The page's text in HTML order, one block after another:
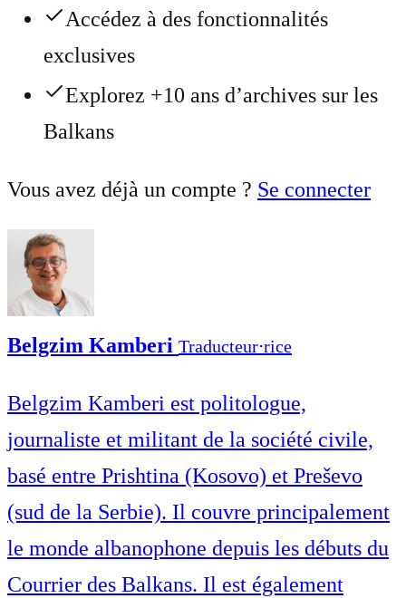
Accédez à des fonctionnalités
exclusives
Explorez +10 ans d’archives sur les
Balkans
Vous avez déjà un compte ? Se connecter
Belgzim Kamberi Traducteur⋅rice
Belgzim Kamberi est politologue,
journaliste et militant de la société civile,
basé entre Prishtina (Kosovo) et Preševo
(sud de la Serbie). Il couvre principalement
le monde albanophone depuis les débuts du
Courrier des Balkans. Il est également